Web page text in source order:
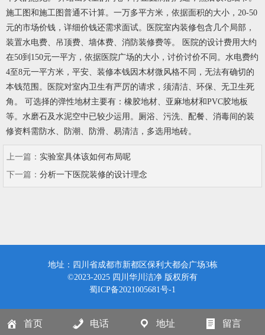
施工图和施工图普通不计算。一万多平方米，依据面积的大小，20-50
元的市场价钱，详细价钱还需求面试。医院室内装修包含几个局部，
装置水电费、吊顶费、墙体费、消防装修费等。 医院的设计费用大约
在50到150元一平方，依据医院广场的大小，讨价讨价不同。水电费约
4至8元一平方米，平安、装修本钱因木材微风格不同，无法有确切的
本钱范围。医院对室内卫生有严厉的请求，须清洁、环保、无卫生死
角。 可选择的弹性地材主要有：橡胶地材、亚麻地材和PVC胶地板
等。水磨石及水泥空中已较少运用。厕浴、污洗、配餐、消毒间的装
修资料需防水、防潮、防滑、易清洁，多选用地砖。
上一篇： 实验室具体该如何布局呢
下一篇： 分析一下医院装修的设计理念
地址：四川省成都市新都区保利大都会广场3栋
©2023-2025 四川华川洁净 版权所有
蜀ICP备2021005681号-1
首页 电话 地址 留言